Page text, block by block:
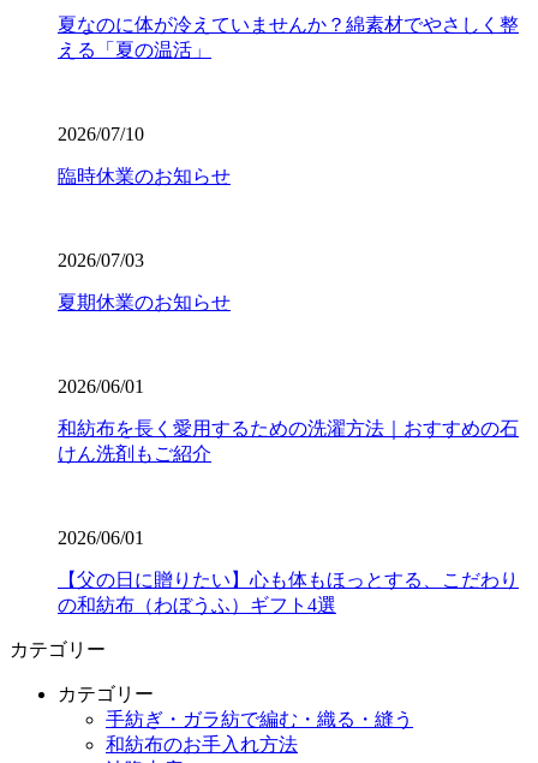
夏なのに体が冷えていませんか？綿素材でやさしく整
える「夏の温活」
2026/07/10
臨時休業のお知らせ
2026/07/03
夏期休業のお知らせ
2026/06/01
和紡布を長く愛用するための洗濯方法｜おすすめの石
けん洗剤もご紹介
2026/06/01
【父の日に贈りたい】心も体もほっとする、こだわり
の和紡布（わぼうふ）ギフト4選
カテゴリー
カテゴリー
手紡ぎ・ガラ紡で編む・織る・縫う
和紡布のお手入れ方法